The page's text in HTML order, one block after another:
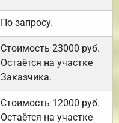
По запросу.
Стоимость 23000 руб.
Остаётся на участке
Заказчика.
Стоимость 12000 руб.
Остаётся на участке